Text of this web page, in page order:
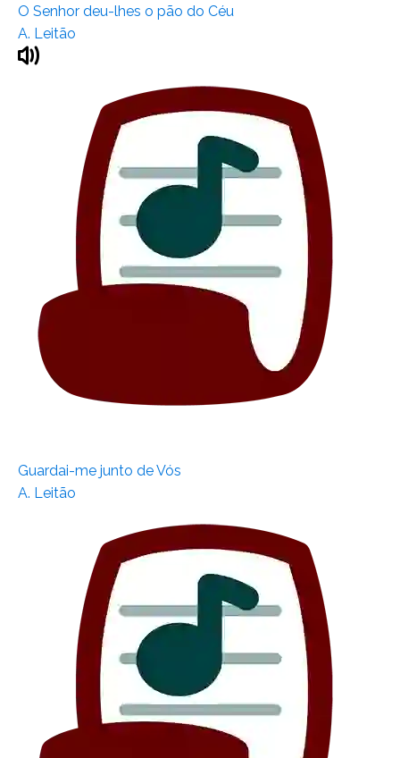
O Senhor deu-lhes o pão do Céu
A. Leitão
Guardai-me junto de Vós
A. Leitão